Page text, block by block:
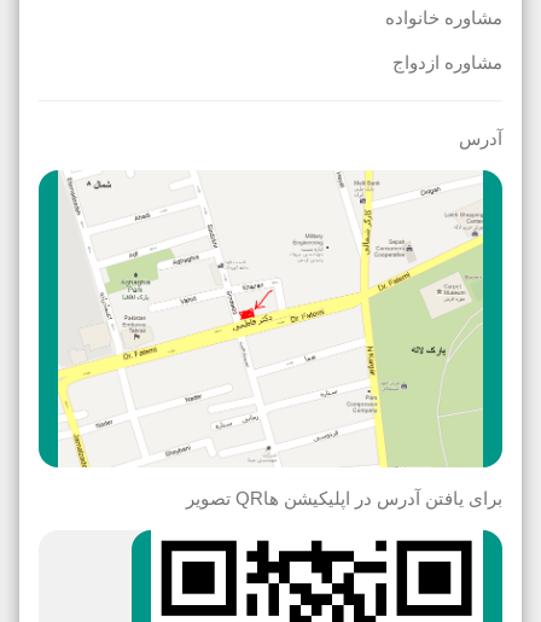
مشاوره خانواده
مشاوره ازدواج
آدرس
برای یافتن آدرس در اپلیکیشن هاQR تصویر